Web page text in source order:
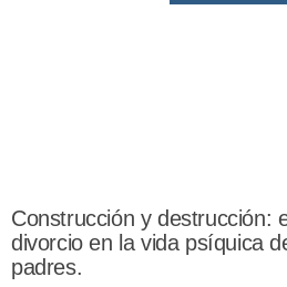
Construcción y destrucción:
divorcio en la vida psíquica
padres.